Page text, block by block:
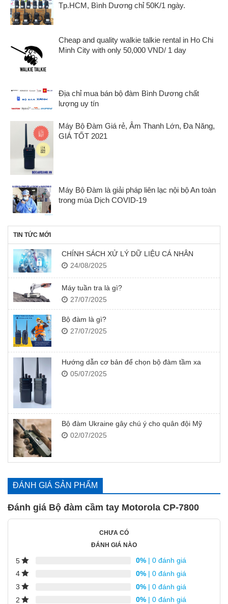
Tp.HCM, Bình Dương chỉ 50K/1 ngày.
Cheap and quality walkie talkie rental in Ho Chi
Minh City with only 50,000 VND/ 1 day
Địa chỉ mua bán bộ đàm Bình Dương chất
lượng uy tín
Máy Bộ Đàm Giá rẻ, Âm Thanh Lớn, Đa Năng,
GIÁ TỐT 2021
Máy Bộ Đàm là giải pháp liên lạc nội bộ An toàn
trong mùa Dịch COVID-19
TIN TỨC MỚI
CHÍNH SÁCH XỬ LÝ DỮ LIỆU CÁ NHÂN
24/08/2025
Máy tuần tra là gì?
27/07/2025
Bộ đàm là gì?
27/07/2025
Hướng dẫn cơ bản để chọn bộ đàm tầm xa
05/07/2025
Bộ đàm Ukraine gây chú ý cho quân đội Mỹ
02/07/2025
ĐÁNH GIÁ SẢN PHẨM
Đánh giá Bộ đàm cầm tay Motorola CP-7800
CHƯA CÓ
ĐÁNH GIÁ NÀO
5 0% | 0 đánh giá
4
0% | 0 đánh giá
3
0% | 0 đánh giá
2
0% | 0 đánh giá